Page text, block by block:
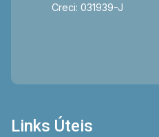
Creci: 031939-J
Links Úteis